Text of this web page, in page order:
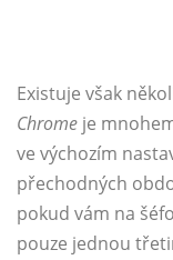
Existuje však
Chrome je
ve výchozím
přechodných
pokud vám na
pouze jednou